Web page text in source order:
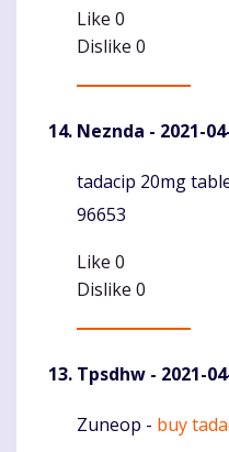
Like 0
Dislike 0
Neznda - 2021-
Komentaras
tadacip 20mg
96653
Like 0
Dislike 0
Tpsdhw - 2021-
Komentaras
Zuneop - buy